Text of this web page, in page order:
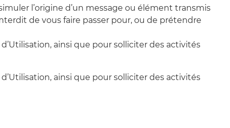
l’origine d’un message ou élément transmis
de vous faire passer pour, ou de prétendre
ainsi que pour solliciter des activités
ainsi que pour solliciter des activités